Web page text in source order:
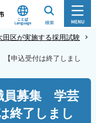
田区が実施する採用試験
申込受付は終了しまし
員募集 学芸
終了しまし